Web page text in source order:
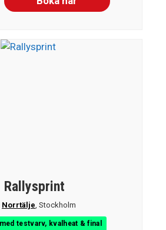
Rallysprint
Norrtälje, Stockholm
testvarv, kvalheat & final